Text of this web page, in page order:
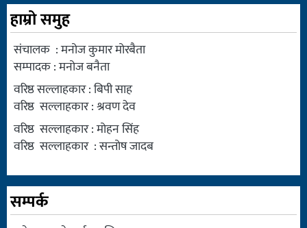
हाम्रो समुह
संचालक : मनोज कुमार मोरबैता
सम्पादक : मनोज बनैता
वरिष्ठ सल्लाहकार : बिपी साह
वरिष्ठ सल्लाहकार : श्रवण देव
वरिष्ठ सल्लाहकार : मोहन सिंह
वरिष्ठ सल्लाहकार : सन्तोष जादब
सम्पर्क